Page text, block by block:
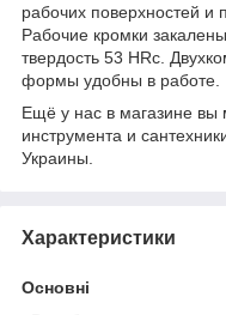
рабочих поверхностей и
Рабочие кромки
твердость 53 HRc.
формы удобны в работе.
Ещё у нас в магазине
инструмента и
Украины.
Характеристики
Основні